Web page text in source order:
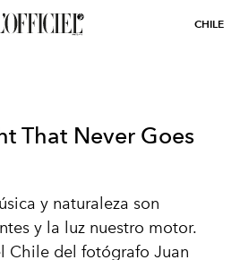
CHILE
That Never Goes
y naturaleza son
y la luz nuestro motor.
Chile del fotógrafo Juan